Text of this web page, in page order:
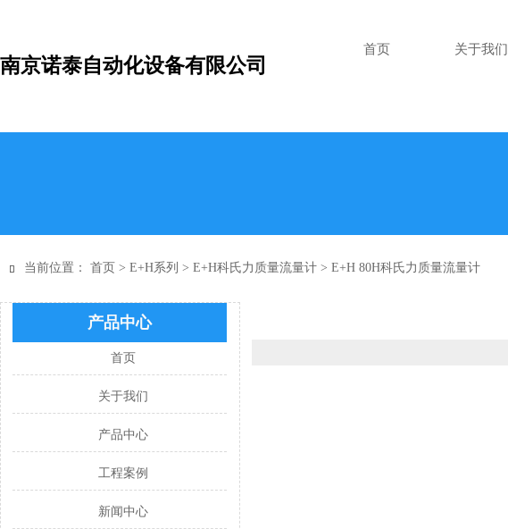
南京诺泰自动化设备有限公司
首页 关于我们
 当前位置： 首页 > E+H系列 > E+H科氏力质量流量计 > E+H 80H科氏力质量流量计
产品中心
首页
关于我们
产品中心
工程案例
新闻中心